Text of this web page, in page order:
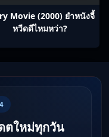
Movie (2000) ยำหนังจี้​
หวีดดีไหมหว่า?
ตใหม่ทุกวัน